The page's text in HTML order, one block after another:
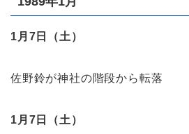
1月7日（土）
佐野鈴が神社の階段から転落
1月7日（土）